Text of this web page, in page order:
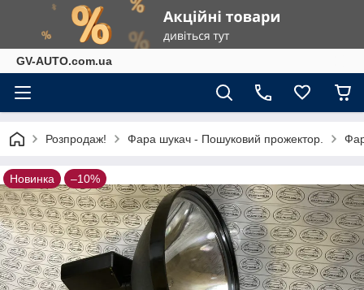
GV-AUTO.com.ua
Розпродаж! Фара шукач - Пошуковий прожектор.
Новинка –10%